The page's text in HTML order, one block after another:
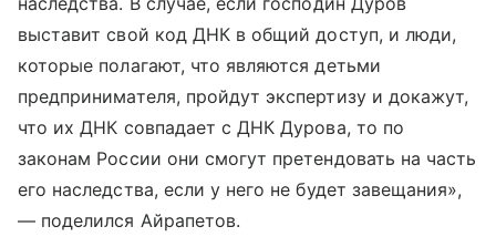
выставит свой код ДНК в общий доступ, и люди,
которые полагают, что являются детьми
предпринимателя, пройдут экспертизу и докажут,
что их ДНК совпадает с ДНК Дурова, то по
законам России они смогут претендовать на часть
его наследства, если у него не будет завещания»,
— поделился Айрапетов.